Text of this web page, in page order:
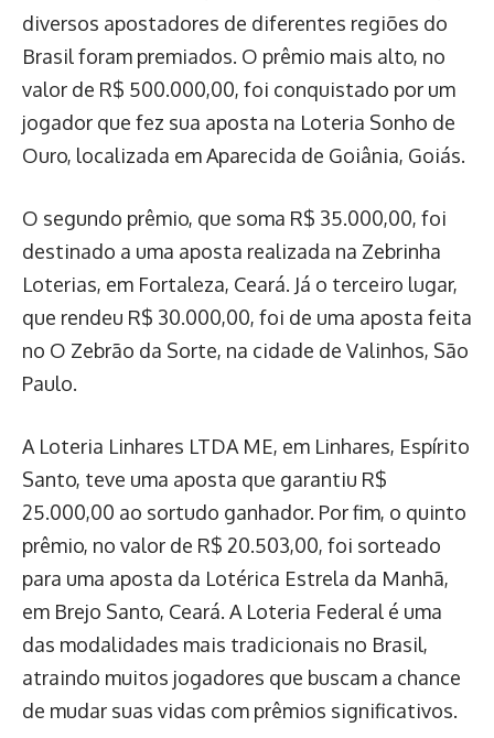
diversos apostadores de diferentes regiões do
Brasil foram premiados. O prêmio mais alto, no
valor de R$ 500.000,00, foi conquistado por um
jogador que fez sua aposta na Loteria Sonho de
Ouro, localizada em Aparecida de Goiânia, Goiás.
O segundo prêmio, que soma R$ 35.000,00, foi
destinado a uma aposta realizada na Zebrinha
Loterias, em Fortaleza, Ceará. Já o terceiro lugar,
que rendeu R$ 30.000,00, foi de uma aposta feita
no O Zebrão da Sorte, na cidade de Valinhos, São
Paulo.
A Loteria Linhares LTDA ME, em Linhares, Espírito
Santo, teve uma aposta que garantiu R$
25.000,00 ao sortudo ganhador. Por fim, o quinto
prêmio, no valor de R$ 20.503,00, foi sorteado
para uma aposta da Lotérica Estrela da Manhã,
em Brejo Santo, Ceará. A Loteria Federal é uma
das modalidades mais tradicionais no Brasil,
atraindo muitos jogadores que buscam a chance
de mudar suas vidas com prêmios significativos.